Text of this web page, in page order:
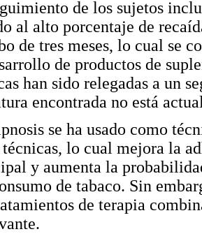
de los sujetos
al alto porcentaje de
de tres meses, lo cual se
de productos de
han sido relegadas a un
encontrada no está
se ha usado como
técnicas, lo cual mejora la
y aumenta la
de tabaco. Sin
de terapia